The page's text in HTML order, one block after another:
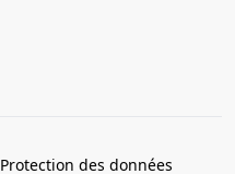
Protection des données